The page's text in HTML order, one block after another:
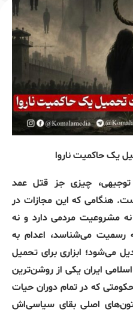
یکحاکمیتناروا
چیزی جز قتل عمد
. هنگامی که این مجازات در
مشروعیت مردمی دارد و نه
رسمیت می‌شناسد، اعدام به
می‌شود؛ ابزاری برای تحمیل
ایران یکی از روشن‌ترین
که در تمام دوران حیات
اصلی بقای سیاسی‌اش